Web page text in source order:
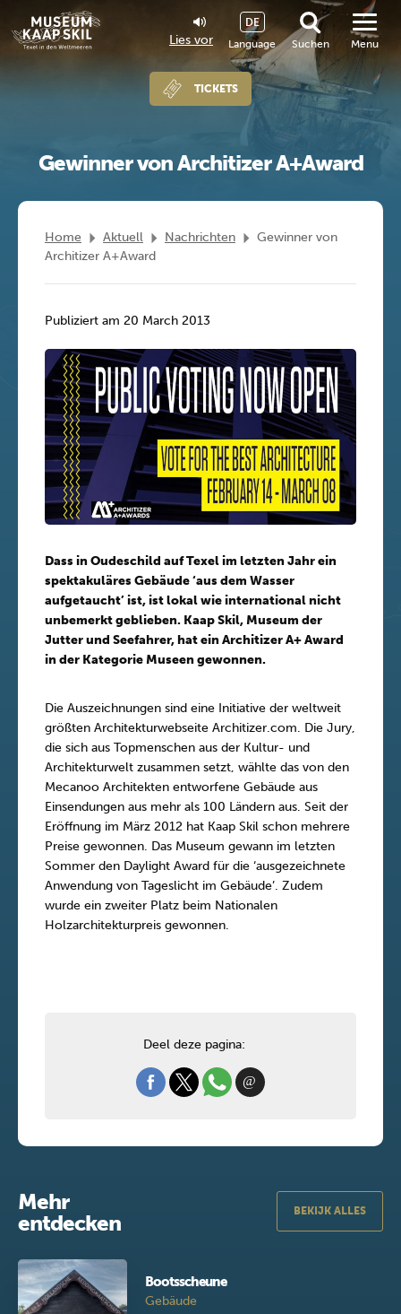
Lies vor Language
DE
Suchen
TICKETS
Menu
Gewinner von Architizer A+Award
Home Aktuell Nachrichten
Gewinner von
Architizer A+Award
Publiziert am 20 March 2013
Dass in Oudeschild auf Texel im letzten Jahr ein
spektakuläres Gebäude ‘aus dem Wasser
aufgetaucht’ ist, ist lokal wie international nicht
unbemerkt geblieben. Kaap Skil, Museum der
Jutter und Seefahrer, hat ein Architizer A+ Award
in der Kategorie Museen gewonnen.
Die Auszeichnungen sind eine Initiative der weltweit
größten Architekturwebseite Architizer.com. Die Jury,
die sich aus Topmenschen aus der Kultur- und
Architekturwelt zusammen setzt, wählte das von den
Mecanoo Architekten entworfene Gebäude aus
Einsendungen aus mehr als 100 Ländern aus. Seit der
Eröffnung im März 2012 hat Kaap Skil schon mehrere
Preise gewonnen. Das Museum gewann im letzten
Sommer den Daylight Award für die ‘ausgezeichnete
Anwendung von Tageslicht im Gebäude’. Zudem
wurde ein zweiter Platz beim Nationalen
Holzarchitekturpreis gewonnen.
Deel deze pagina:
Mehr
entdecken
BEKIJK ALLES
Bootsscheune
Gebäude